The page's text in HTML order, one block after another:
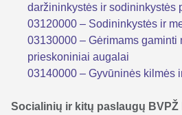
daržininkystės ir sodininkystės
03120000 – Sodininkystės ir
03130000 – Gėrimams gaminti
prieskoniniai augalai
03140000 – Gyvūninės kilmės
Socialinių ir kitų paslaugų BVPŽ